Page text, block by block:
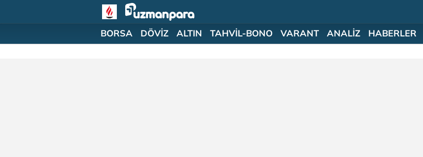
BORSA DÖVİZ ALTIN TAHVİL-BONO VARANT ANALİZ HABERLER